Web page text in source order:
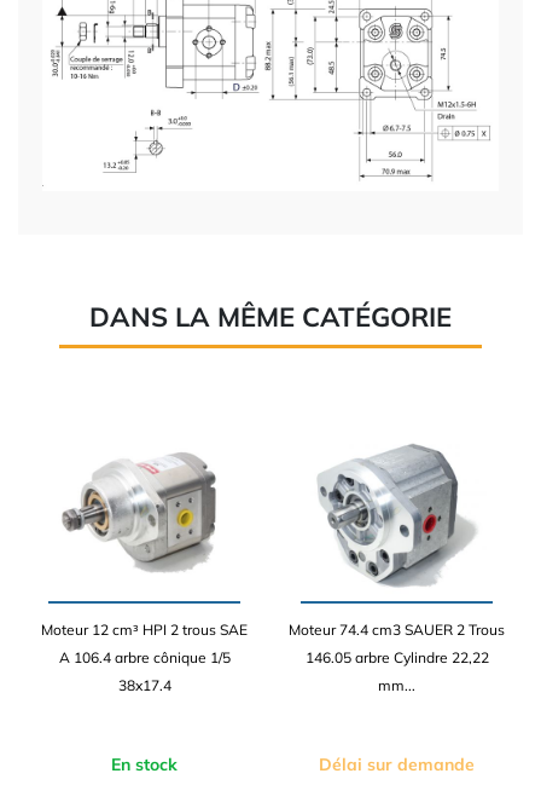
DANS LA MÊME CATÉGORIE
Moteur 12 cm³ HPI 2 trous SAE
A 106.4 arbre cônique 1/5
38x17.4
En stock
Moteur 74.4 cm3 SAUER 2 Trous
146.05 arbre Cylindre 22,22
mm...
Délai sur demande